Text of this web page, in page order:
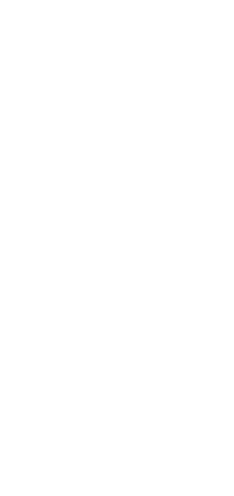
فانتزی ترنج ● رسا